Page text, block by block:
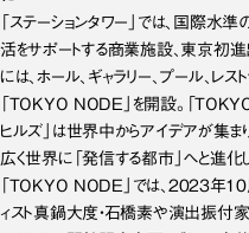
「ステーションタワー」では、国際水
活をサポートする商業施設、東京初
には、ホール、ギャラリー、プール、レ
「TOKYO NODE」を開設。「
ヒルズ」は世界中からアイデアが集ま
広く世界に「発信する都市」へと進化し
「TOKYO NODE」では、2023年10
ィスト真鍋大度・石橋素や演出振付